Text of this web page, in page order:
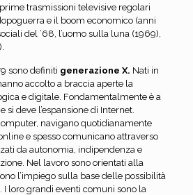
trasmissioni televisive regolari
e il boom economico (anni
del ’68, l’uomo sulla luna (1969),
sono definiti generazione X. Nati in
accolto a braccia aperte la
e digitale. Fondamentalmente è a
si deve l’espansione di Internet.
navigano quotidianamente
e spesso comunicano attraverso
da autonomia, indipendenza e
Nel lavoro sono orientati alla
l’impiego sulla base delle possibilità
I loro grandi eventi comuni sono la